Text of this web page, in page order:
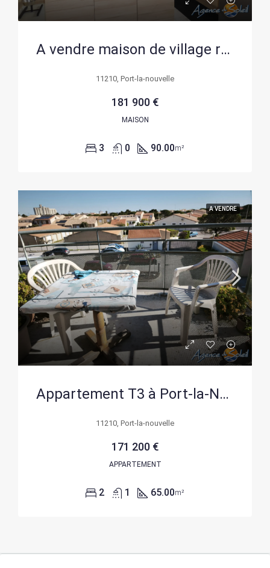
A vendre maison de village rénovée de 90 m² à Port-la-Nouvelle
11210, Port-la-nouvelle
181 900 €
MAISON
3 0 90.00m²
A VENDRE
Appartement T3 à Port-la-Nouvelle avec balcon, parking et résidence sécurisée
11210, Port-la-nouvelle
171 200 €
APPARTEMENT
2 1 65.00m²